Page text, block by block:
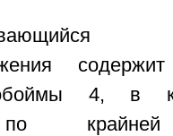
обоймы 4, в
по